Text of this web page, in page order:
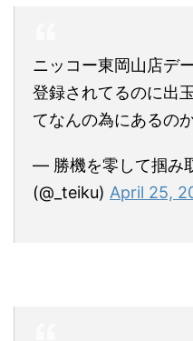
ニッコー東岡山店デ
登録されてるのに出
てなんの為にあるの
— 勝機を零して掴み
(@_teiku) April 25,